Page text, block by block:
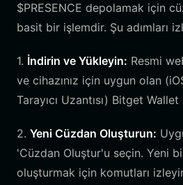
$PRESENCE depolamak için
basit bir işlemdir. Şu adımları
1. İndirin ve Yükleyin: Resmi
ve cihazınız için uygun olan
Tarayıcı Uzantısı) Bitget
2. Yeni Cüzdan Oluşturun:
'Cüzdan Oluştur'u seçin. Yeni
oluşturmak için komutları